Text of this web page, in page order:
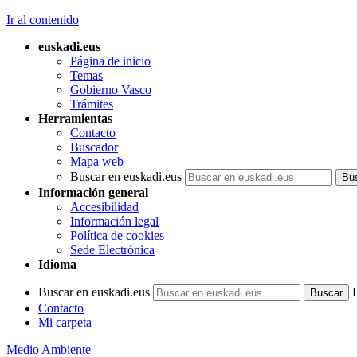
Ir al contenido
euskadi.eus
Página de inicio
Temas
Gobierno Vasco
Trámites
Herramientas
Contacto
Buscador
Mapa web
Buscar en euskadi.eus
Información general
Accesibilidad
Información legal
Política de cookies
Sede Electrónica
Idioma
Buscar en euskadi.eus
Contacto
Mi carpeta
Medio Ambiente